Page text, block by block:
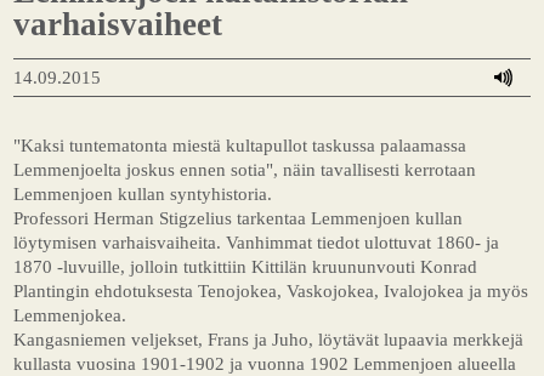
varhaisvaiheet
14.09.2015
"Kaksi tuntematonta miestä kultapullot taskussa palaamassa
Lemmenjoelta joskus ennen sotia", näin tavallisesti kerrotaan
Lemmenjoen kullan syntyhistoria.
Professori Herman Stigzelius tarkentaa Lemmenjoen kullan
löytymisen varhaisvaiheita. Vanhimmat tiedot ulottuvat 1860- ja
1870 -luvuille, jolloin tutkittiin Kittilän kruununvouti Konrad
Plantingin ehdotuksesta Tenojokea, Vaskojokea, Ivalojokea ja myös
Lemmenjokea.
Kangasniemen veljekset, Frans ja Juho, löytävät lupaavia merkkejä
kullasta vuosina 1901-1902 ja vuonna 1902 Lemmenjoen alueella